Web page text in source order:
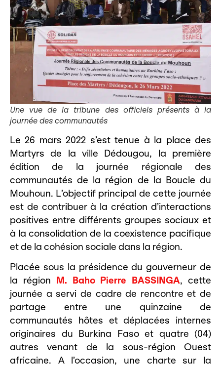
Une vue de la tribune des officiels présents à la
journée des communautés
Le 26 mars 2022 s’est tenue à la place des
Martyrs de la ville Dédougou, la première
édition de la journée régionale des
communautés de la région de la Boucle du
Mouhoun. L’objectif principal de cette journée
est de contribuer à la création d’interactions
positives entre différents groupes sociaux et
à la consolidation de la coexistence pacifique
et de la cohésion sociale dans la région.
Placée sous la présidence du gouverneur de
la région
M. Baho Pierre BASSINGA, cette
journée a servi de cadre de rencontre et de
partage entre une quinzaine de
communautés hôtes et déplacées internes
originaires du Burkina Faso et quatre (04)
autres venant de la sous-région Ouest
africaine. A l’occasion, une charte sur la